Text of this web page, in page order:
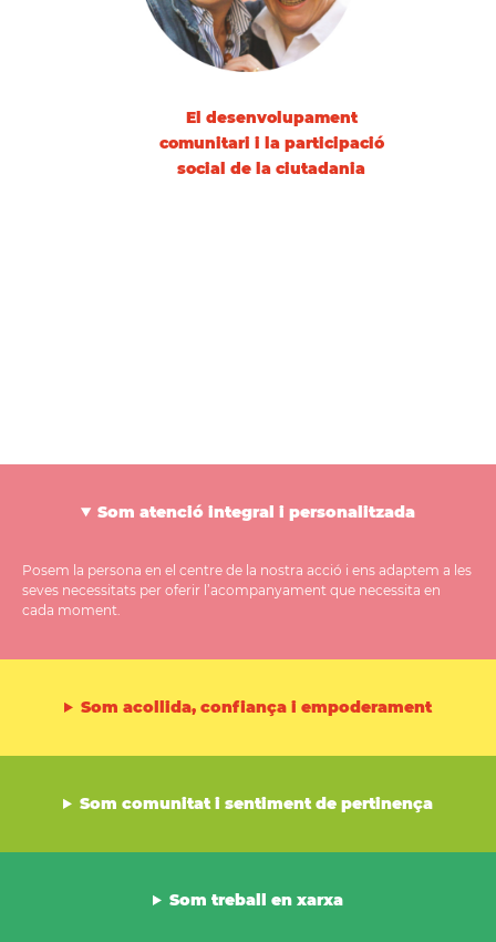
El desenvolupament
comunitari i la participació
social de la ciutadania
Som atenció integral i personalitzada
Posem la persona en el centre de la nostra acció i ens adaptem a les
seves necessitats per oferir l’acompanyament que necessita en
cada moment.
Som acollida, confiança i empoderament
Som comunitat i sentiment de pertinença
Som treball en xarxa